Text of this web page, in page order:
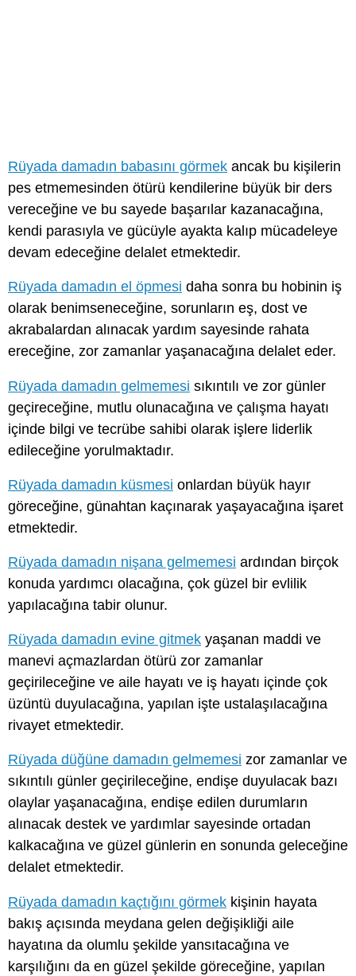
Rüyada damadın babasını görmek ancak bu kişilerin
pes etmemesinden ötürü kendilerine büyük bir ders
vereceğine ve bu sayede başarılar kazanacağına,
kendi parasıyla ve gücüyle ayakta kalıp mücadeleye
devam edeceğine delalet etmektedir.
Rüyada damadın el öpmesi daha sonra bu hobinin iş
olarak benimseneceğine, sorunların eş, dost ve
akrabalardan alınacak yardım sayesinde rahata
ereceğine, zor zamanlar yaşanacağına delalet eder.
Rüyada damadın gelmemesi sıkıntılı ve zor günler
geçireceğine, mutlu olunacağına ve çalışma hayatı
içinde bilgi ve tecrübe sahibi olarak işlere liderlik
edileceğine yorulmaktadır.
Rüyada damadın küsmesi onlardan büyük hayır
göreceğine, günahtan kaçınarak yaşayacağına işaret
etmektedir.
Rüyada damadın nişana gelmemesi ardından birçok
konuda yardımcı olacağına, çok güzel bir evlilik
yapılacağına tabir olunur.
Rüyada damadın evine gitmek yaşanan maddi ve
manevi açmazlardan ötürü zor zamanlar
geçirileceğine ve aile hayatı ve iş hayatı içinde çok
üzüntü duyulacağına, yapılan işte ustalaşılacağına
rivayet etmektedir.
Rüyada düğüne damadın gelmemesi zor zamanlar ve
sıkıntılı günler geçirileceğine, endişe duyulacak bazı
olaylar yaşanacağına, endişe edilen durumların
alınacak destek ve yardımlar sayesinde ortadan
kalkacağına ve güzel günlerin en sonunda geleceğine
delalet etmektedir.
Rüyada damadın kaçtığını görmek kişinin hayata
bakış açısında meydana gelen değişikliği aile
hayatına da olumlu şekilde yansıtacağına ve
karşılığını da en güzel şekilde göreceğine, yapılan